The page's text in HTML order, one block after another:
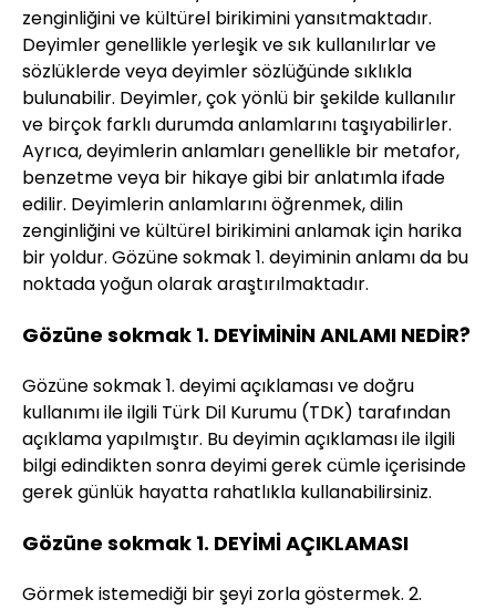
zenginliğini ve kültürel birikimini yansıtmaktadır.
Deyimler genellikle yerleşik ve sık kullanılırlar ve
sözlüklerde veya deyimler sözlüğünde sıklıkla
bulunabilir. Deyimler, çok yönlü bir şekilde kullanılır
ve birçok farklı durumda anlamlarını taşıyabilirler.
Ayrıca, deyimlerin anlamları genellikle bir metafor,
benzetme veya bir hikaye gibi bir anlatımla ifade
edilir. Deyimlerin anlamlarını öğrenmek, dilin
zenginliğini ve kültürel birikimini anlamak için harika
bir yoldur. Gözüne sokmak 1. deyiminin anlamı da bu
noktada yoğun olarak araştırılmaktadır.
Gözüne sokmak 1. DEYİMİNİN ANLAMI NEDİR?
Gözüne sokmak 1. deyimi açıklaması ve doğru
kullanımı ile ilgili Türk Dil Kurumu (TDK) tarafından
açıklama yapılmıştır. Bu deyimin açıklaması ile ilgili
bilgi edindikten sonra deyimi gerek cümle içerisinde
gerek günlük hayatta rahatlıkla kullanabilirsiniz.
Gözüne sokmak 1. DEYİMİ AÇIKLAMASI
Görmek istemediği bir şeyi zorla göstermek. 2.